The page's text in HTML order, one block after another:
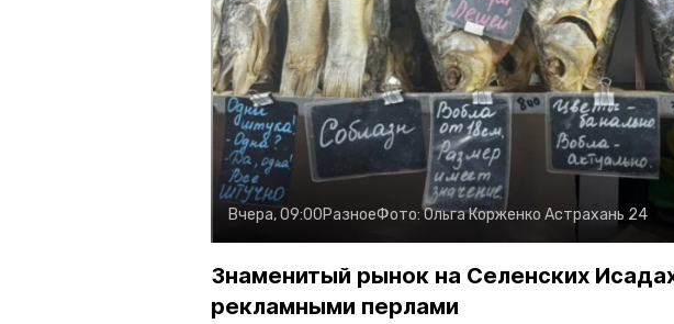
Вчера, 09:00РазноеФото:Ольга Корженко Астрахань 24
Знаменитый рынок на Селенских
рекламными перлами